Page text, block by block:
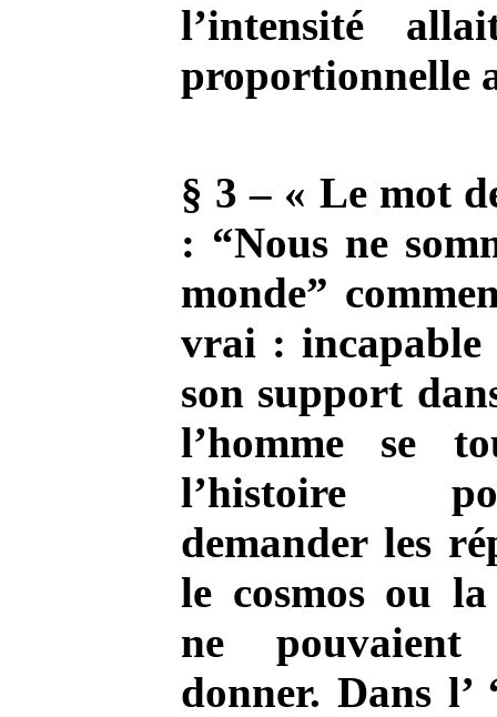
l’intensité
proportionnelle
§ 3 – « Le mot
: “Nous ne
monde”
vrai : incapable
son support
l’homme se
l’histoire
demander les
le cosmos ou
ne
donner. Dans l’